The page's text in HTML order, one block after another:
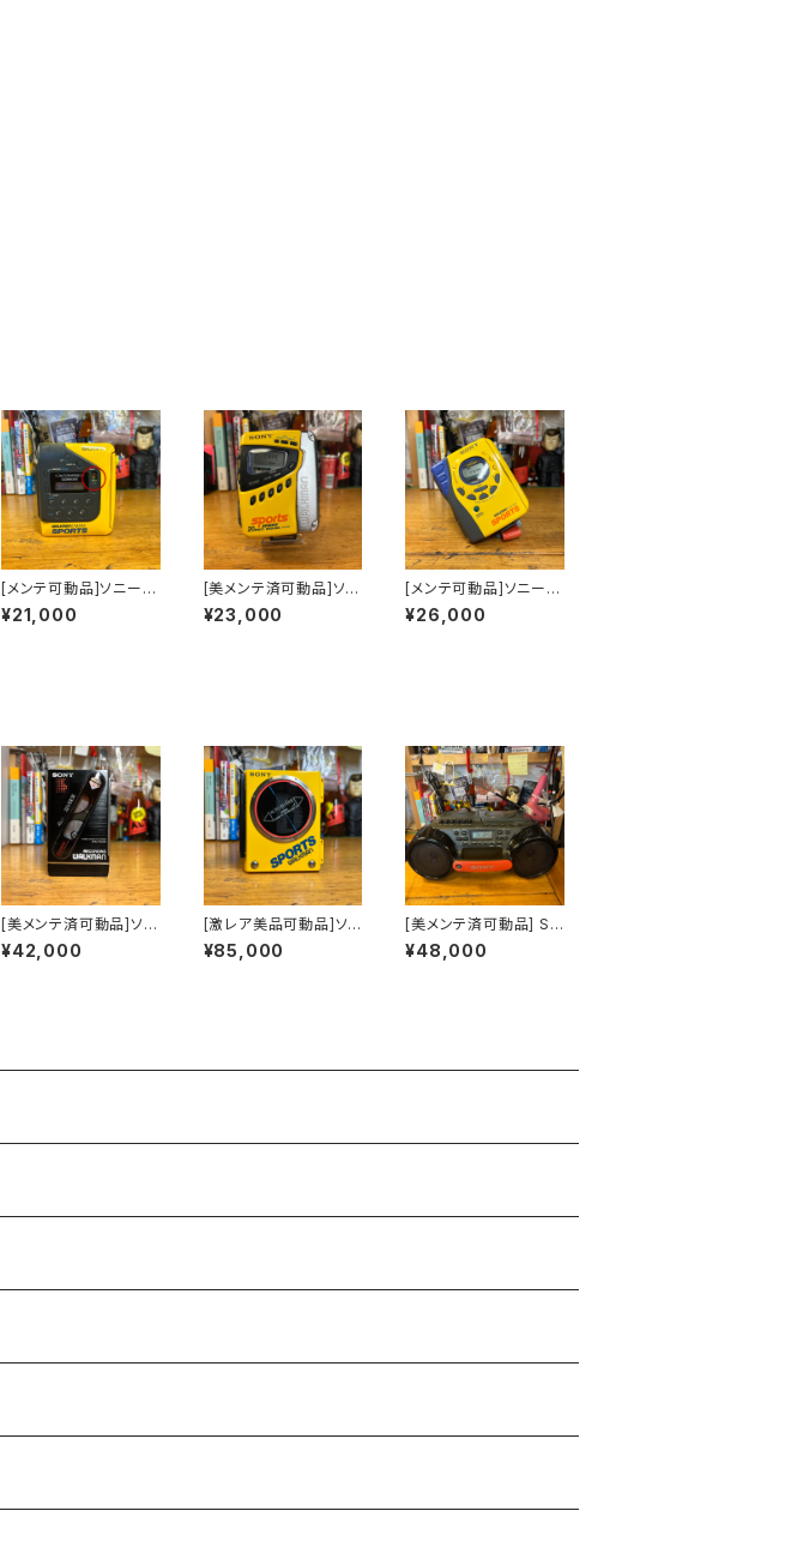
[メンテ可動品]ソニース
ポーツカセットウォーク
マンsonysports WM
¥21,000
[美メンテ済可動品]ソニ
ースポーツ カセットウ
ォークマンsony sport
¥23,000
[メンテ可動品]ソニース
ポーツカセットウォーク
マンsonysports WM
¥26,000
[美メンテ済可動品]ソニ
ーカセットウォークマン
sony WM-R202
¥42,000
[激レア美品可動品]ソニ
ースポーツカセットウォ
ークマンsony sports
¥85,000
[美メンテ済可動品] So
ny Sportsの日本バー
ジョンwidditシリーズ
¥48,000